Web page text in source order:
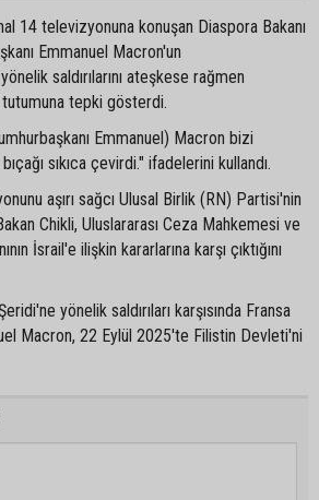
14 televizyonuna konuşan Diaspora Bakanı
Emmanuel Macron'un
saldırılarını ateşkese rağmen
tutumuna tepki gösterdi.
Emmanuel) Macron bizi
sıkıca çevirdi." ifadelerini kullandı.
aşırı sağcı Ulusal Birlik (RN) Partisi'nin
Chikli, Uluslararası Ceza Mahkemesi ve
İsrail'e ilişkin kararlarına karşı çıktığını
yönelik saldırıları karşısında Fransa
Macron, 22 Eylül 2025'te Filistin Devleti'ni